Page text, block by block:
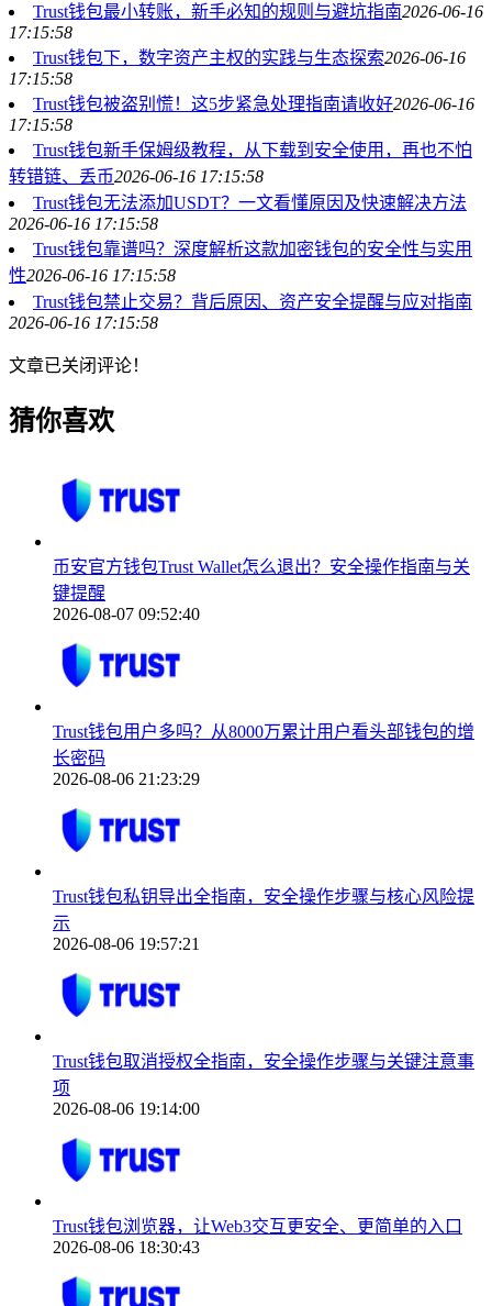
Trust钱包最小转账，新手必知的规则与避坑指南2026-06-16
17:15:58
Trust钱包下，数字资产主权的实践与生态探索2026-06-16
17:15:58
Trust钱包被盗别慌！这5步紧急处理指南请收好2026-06-16
17:15:58
Trust钱包新手保姆级教程，从下载到安全使用，再也不怕
转错链、丢币2026-06-16 17:15:58
Trust钱包无法添加USDT？一文看懂原因及快速解决方法
2026-06-16 17:15:58
Trust钱包靠谱吗？深度解析这款加密钱包的安全性与实用
性2026-06-16 17:15:58
Trust钱包禁止交易？背后原因、资产安全提醒与应对指南
2026-06-16 17:15:58
文章已关闭评论！
猜你喜欢
币安官方钱包Trust Wallet怎么退出？安全操作指南与关
键提醒
2026-08-07 09:52:40
Trust钱包用户多吗？从8000万累计用户看头部钱包的增
长密码
2026-08-06 21:23:29
Trust钱包私钥导出全指南，安全操作步骤与核心风险提
示
2026-08-06 19:57:21
Trust钱包取消授权全指南，安全操作步骤与关键注意事
项
2026-08-06 19:14:00
Trust钱包浏览器，让Web3交互更安全、更简单的入口
2026-08-06 18:30:43